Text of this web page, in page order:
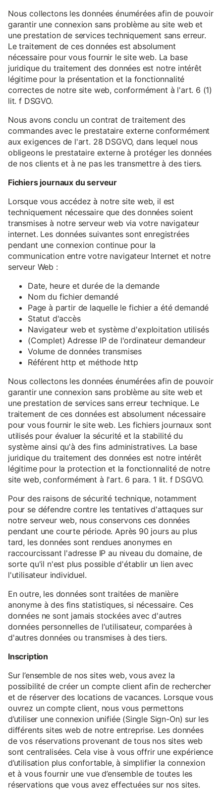
Nous collectons les données énumérées afin de pouvoir
garantir une connexion sans problème au site web et
une prestation de services techniquement sans erreur.
Le traitement de ces données est absolument
nécessaire pour vous fournir le site web. La base
juridique du traitement des données est notre intérêt
légitime pour la présentation et la fonctionnalité
correctes de notre site web, conformément à l'art. 6 (1)
lit. f DSGVO.
Nous avons conclu un contrat de traitement des
commandes avec le prestataire externe conformément
aux exigences de l'art. 28 DSGVO, dans lequel nous
obligeons le prestataire externe à protéger les données
de nos clients et à ne pas les transmettre à des tiers.
Fichiers journaux du serveur
Lorsque vous accédez à notre site web, il est
techniquement nécessaire que des données soient
transmises à notre serveur web via votre navigateur
internet. Les données suivantes sont enregistrées
pendant une connexion continue pour la
communication entre votre navigateur Internet et notre
serveur Web :
Date, heure et durée de la demande
Nom du fichier demandé
Page à partir de laquelle le fichier a été demandé
Statut d'accès
Navigateur web et système d'exploitation utilisés
(Complet) Adresse IP de l'ordinateur demandeur
Volume de données transmises
Référent http et méthode http
Nous collectons les données énumérées afin de pouvoir
garantir une connexion sans problème au site web et
une prestation de services sans erreur technique. Le
traitement de ces données est absolument nécessaire
pour vous fournir le site web. Les fichiers journaux sont
utilisés pour évaluer la sécurité et la stabilité du
système ainsi qu'à des fins administratives. La base
juridique du traitement des données est notre intérêt
légitime pour la protection et la fonctionnalité de notre
site web, conformément à l'art. 6 para. 1 lit. f DSGVO.
Pour des raisons de sécurité technique, notamment
pour se défendre contre les tentatives d'attaques sur
notre serveur web, nous conservons ces données
pendant une courte période. Après 90 jours au plus
tard, les données sont rendues anonymes en
raccourcissant l'adresse IP au niveau du domaine, de
sorte qu'il n'est plus possible d'établir un lien avec
l'utilisateur individuel.
En outre, les données sont traitées de manière
anonyme à des fins statistiques, si nécessaire. Ces
données ne sont jamais stockées avec d'autres
données personnelles de l'utilisateur, comparées à
d'autres données ou transmises à des tiers.
Inscription
Sur l’ensemble de nos sites web, vous avez la
possibilité de créer un compte client afin de rechercher
et de réserver des locations de vacances. Lorsque vous
ouvrez un compte client, nous vous permettons
d’utiliser une connexion unifiée (Single Sign-On) sur les
différents sites web de notre entreprise. Les données
de vos réservations provenant de tous nos sites web
sont centralisées. Cela vise à vous offrir une expérience
d’utilisation plus confortable, à simplifier la connexion
et à vous fournir une vue d’ensemble de toutes les
réservations que vous avez effectuées sur nos sites.